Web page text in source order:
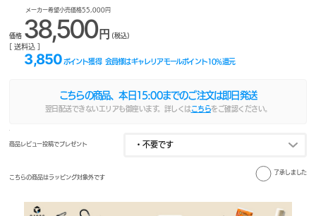
メーカー希望小売価格55,000円
価格 38,500円 (税込)
[ 送料込 ]
3,850 ポイント獲得 会員様はギャレリアモールポイント10%還元
こちらの商品、本日 15:00までのご注文は即日発送
翌日配送できないエリアも御座います。詳しくは こちらをご確認ください。
商品レビュー投稿でプレゼント
こちらの商品はラッピング対象外です
了承しました